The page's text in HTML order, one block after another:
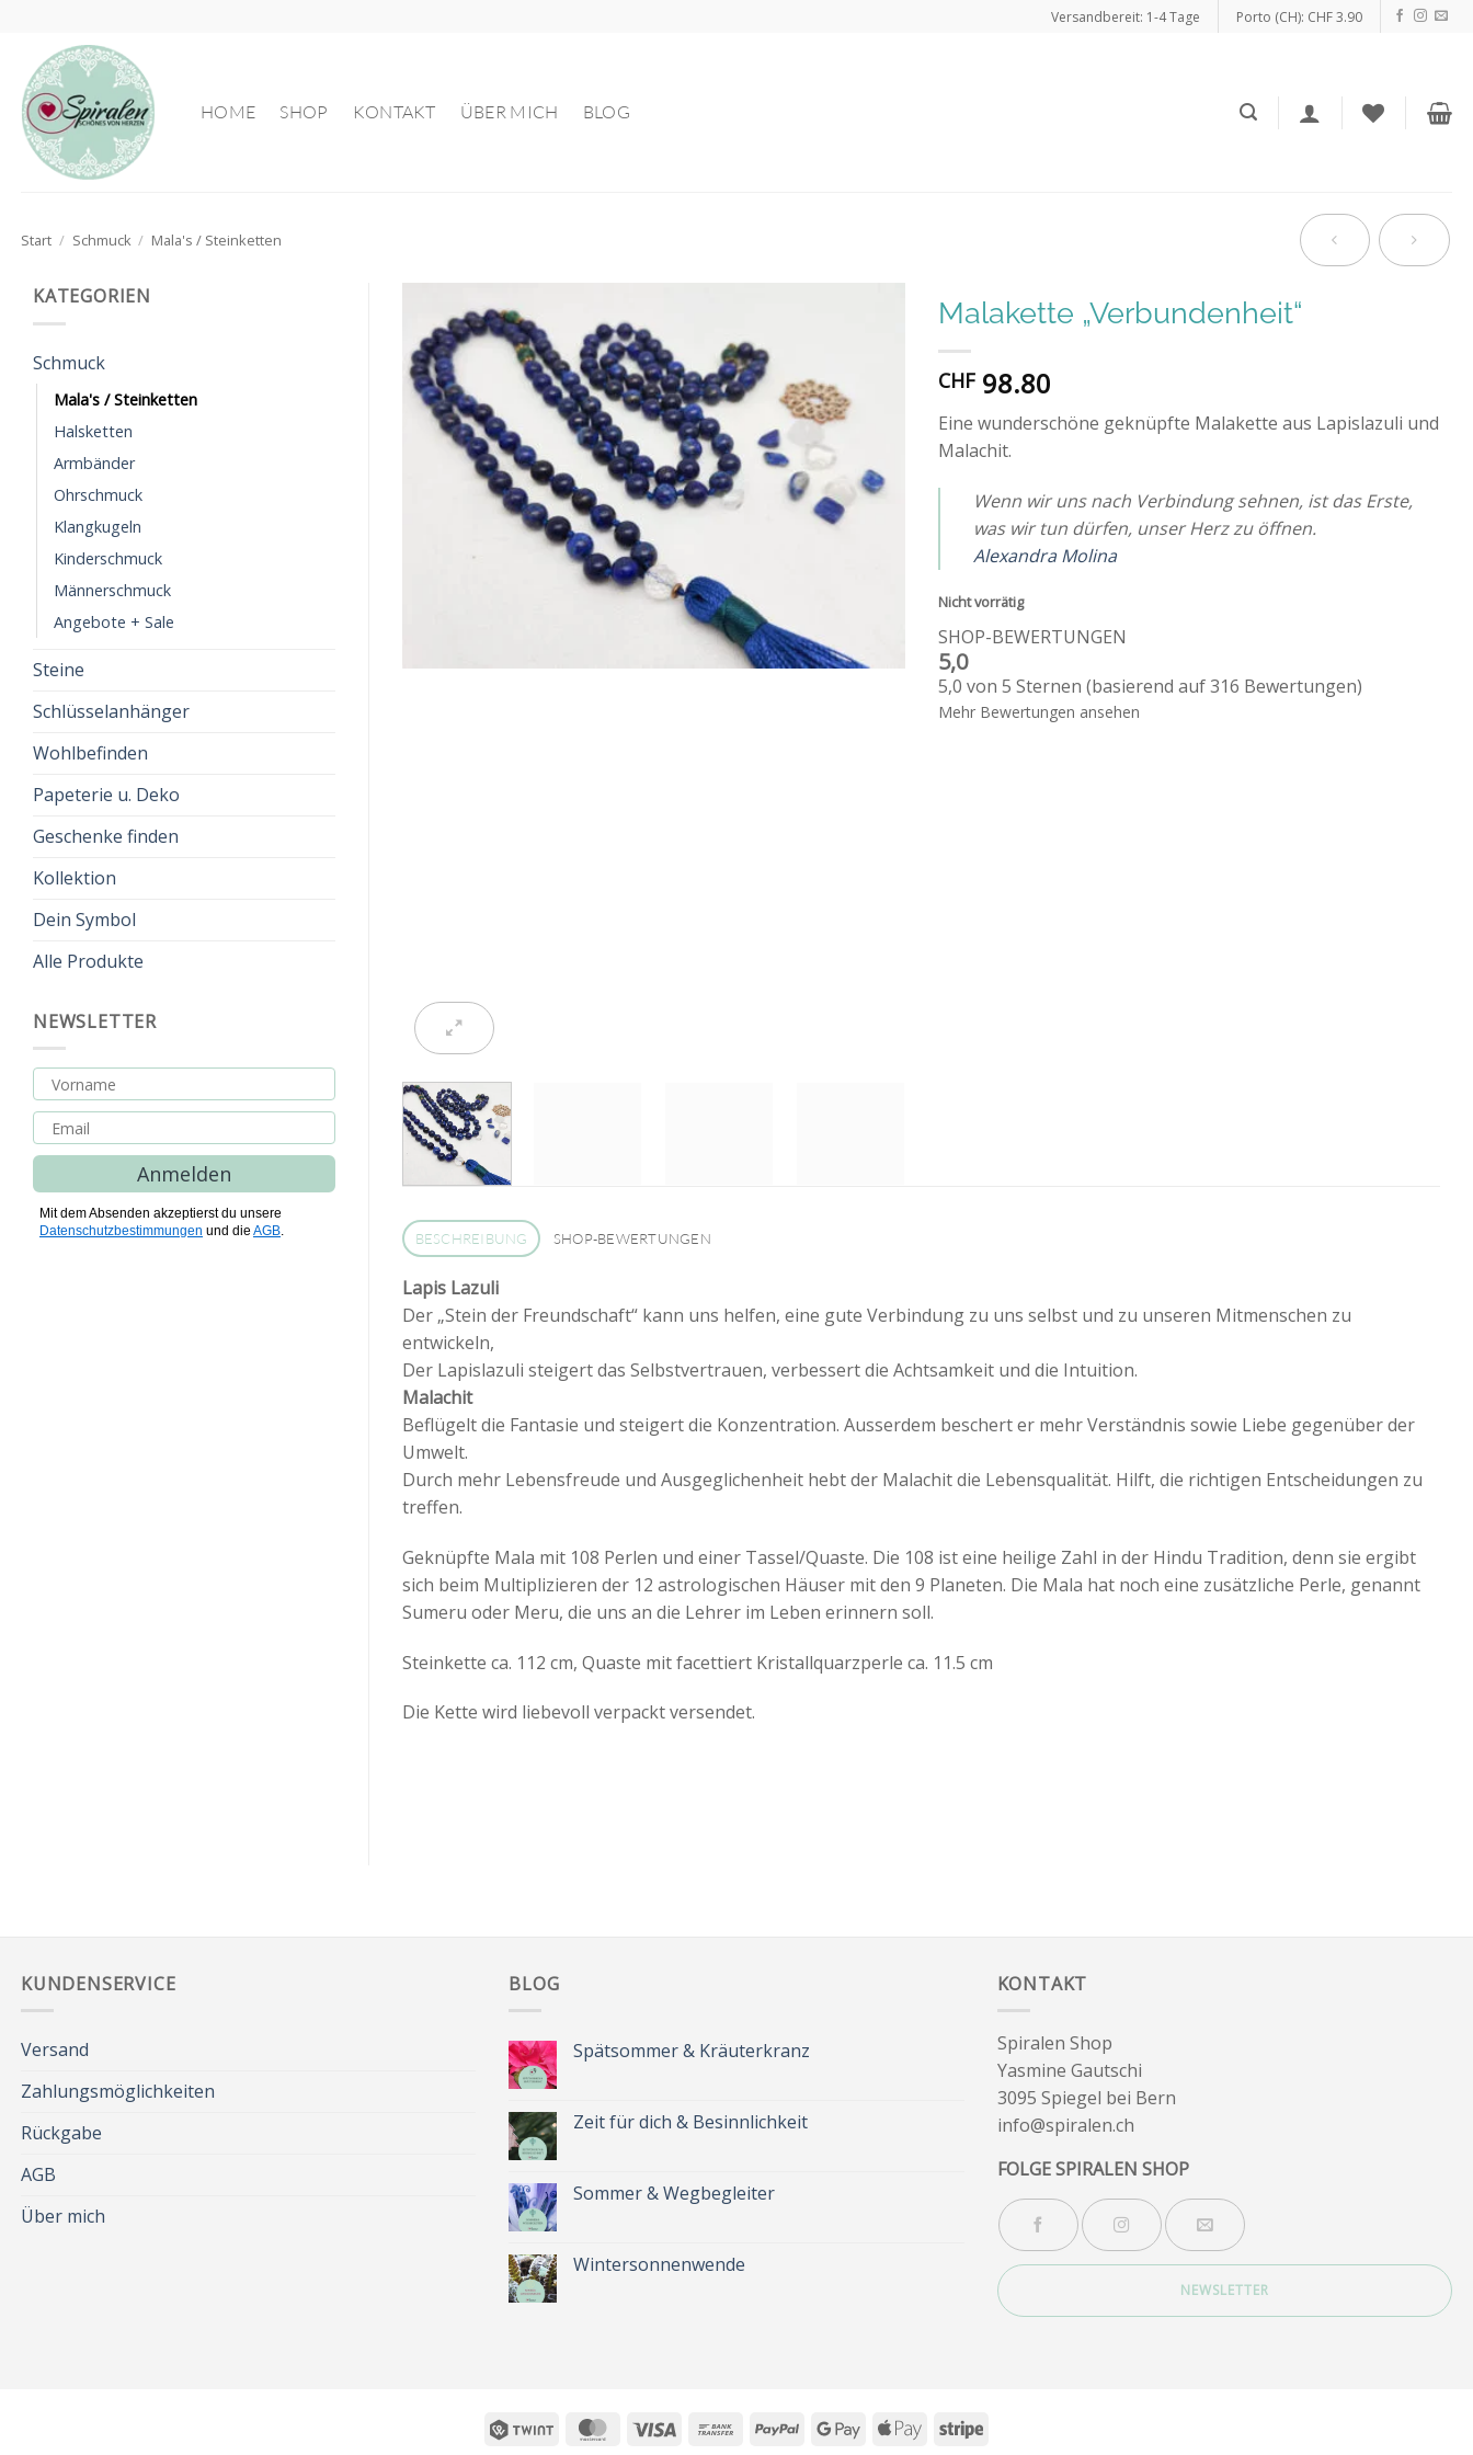
springen
Versandbereit: 1-4 Tage Porto (CH): CHF 3.90
HOME SHOP KONTAKT ÜBER MICH BLOG
Start / Schmuck / Mala's / Steinketten
KATEGORIEN
Schmuck
Mala's / Steinketten
Halsketten
Armbänder
Ohrschmuck
Klangkugeln
Kinderschmuck
Männerschmuck
Angebote + Sale
Steine
Schlüsselanhänger
Wohlbefinden
Papeterie u. Deko
Geschenke finden
Kollektion
Dein Symbol
Alle Produkte
NEWSLETTER
Anmelden
Mit dem Absenden akzeptierst du unsere
Datenschutzbestimmungen und die AGB.
Wunschliste
Malakette „Verbundenheit“
CHF98.80
Eine wunderschöne geknüpfte Malakette aus Lapislazuli und
Malachit.
Wenn wir uns nach Verbindung sehnen, ist das Erste,
was wir tun dürfen, unser Herz zu öffnen.
Alexandra Molina
Nicht vorrätig
SHOP-BEWERTUNGEN
5,0
5,0 von 5 Sternen (basierend auf 316 Bewertungen)
Mehr Bewertungen ansehen
BESCHREIBUNG SHOP-BEWERTUNGEN
Lapis Lazuli
Der „Stein der Freundschaft“ kann uns helfen, eine gute Verbindung zu uns selbst und zu unseren Mitmenschen zu
entwickeln,
Der Lapislazuli steigert das Selbstvertrauen, verbessert die Achtsamkeit und die Intuition.
Malachit
Beflügelt die Fantasie und steigert die Konzentration. Ausserdem beschert er mehr Verständnis sowie Liebe gegenüber der
Umwelt.
Durch mehr Lebensfreude und Ausgeglichenheit hebt der Malachit die Lebensqualität. Hilft, die richtigen Entscheidungen zu
treffen.
Geknüpfte Mala mit 108 Perlen und einer Tassel/Quaste. Die 108 ist eine heilige Zahl in der Hindu Tradition, denn sie ergibt
sich beim Multiplizieren der 12 astrologischen Häuser mit den 9 Planeten. Die Mala hat noch eine zusätzliche Perle, genannt
Sumeru oder Meru, die uns an die Lehrer im Leben erinnern soll.
Steinkette ca. 112 cm, Quaste mit facettiert Kristallquarzperle ca. 11.5 cm
Die Kette wird liebevoll verpackt versendet.
KUNDENSERVICE
Versand
Zahlungsmöglichkeiten
Rückgabe
AGB
Über mich
BLOG
Spätsommer & Kräuterkranz
Spätsommer
&
Zeit für dich & Besinnlichkeit
Zeit
für
Sommer & Wegbegleiter
Sommer
&
Wintersonnenwende
KONTAKT
Spiralen Shop
Yasmine Gautschi
3095 Spiegel bei Bern
info@spiralen.ch
FOLGE SPIRALEN SHOP
NEWSLETTER
Twint MasterCard
Visa
Bank
PayPal
Google Apple
Stripe